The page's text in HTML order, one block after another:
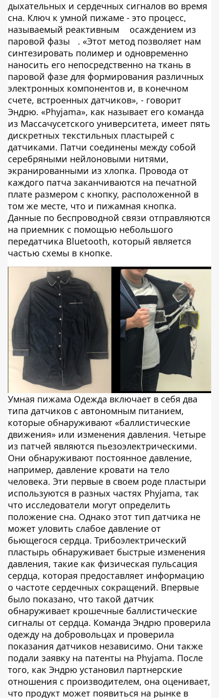
дыхательных и сердечных сигналов во время
сна. Ключ к умной пижаме - это процесс,
называемый реактивным
осаждением из
паровой фазы
. «Этот метод позволяет нам
синтезировать полимер и одновременно
наносить его непосредственно на ткань в
паровой фазе для формирования различных
электронных компонентов и, в конечном
счете, встроенных датчиков», - говорит
Эндрю. «Phyjama», как называет его команда
из Массачусетского университета, имеет пять
дискретных текстильных пластырей с
датчиками. Патчи соединены между собой
серебряными нейлоновыми нитями,
экранированными из хлопка. Провода от
каждого патча заканчиваются на печатной
плате размером с кнопку, расположенной в
том же месте, что и пижамная кнопка.
Данные по беспроводной связи отправляются
на приемник с помощью небольшого
передатчика Bluetooth, который является
частью схемы в кнопке.
Умная пижама Одежда включает в себя два
типа датчиков с автономным питанием,
которые обнаруживают «баллистические
движения» или изменения давления. Четыре
из патчей являются пьезоэлектрическими.
Они обнаруживают постоянное давление,
например, давление кровати на тело
человека. Эти первые в своем роде пластыри
используются в разных частях Phyjama, так
что исследователи могут определить
положение сна. Однако этот тип датчика не
может уловить слабое давление от
бьющегося сердца. Трибоэлектрический
пластырь обнаруживает быстрые изменения
давления, такие как физическая пульсация
сердца, которая предоставляет информацию
о частоте сердечных сокращений. Впервые
было показано, что такой датчик
обнаруживает крошечные баллистические
сигналы от сердца. Команда Эндрю проверила
одежду на добровольцах и проверила
показания датчиков независимо. Они также
подали заявку на патенты на Phyjama. После
того, как Эндрю установил партнерские
отношения с производителем, она оценивает,
что продукт может появиться на рынке в